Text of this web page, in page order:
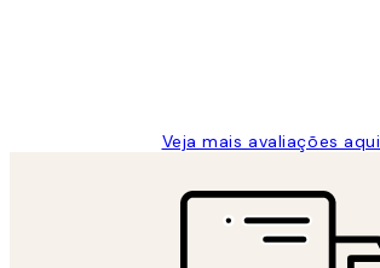
Veja mais avaliações aqui